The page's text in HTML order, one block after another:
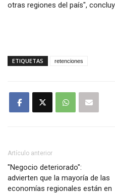
otras regiones del país",
ETIQUETAS retenciones
Artículo anterior
"Negocio deteriorado":
advierten que la mayoría de las
economías regionales están en